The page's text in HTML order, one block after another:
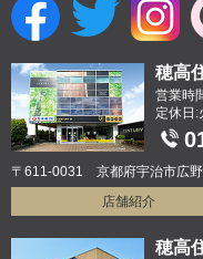
穂高
営業時
定休日:
〒611-0031 京都府宇治市広
店舗紹介
穂高